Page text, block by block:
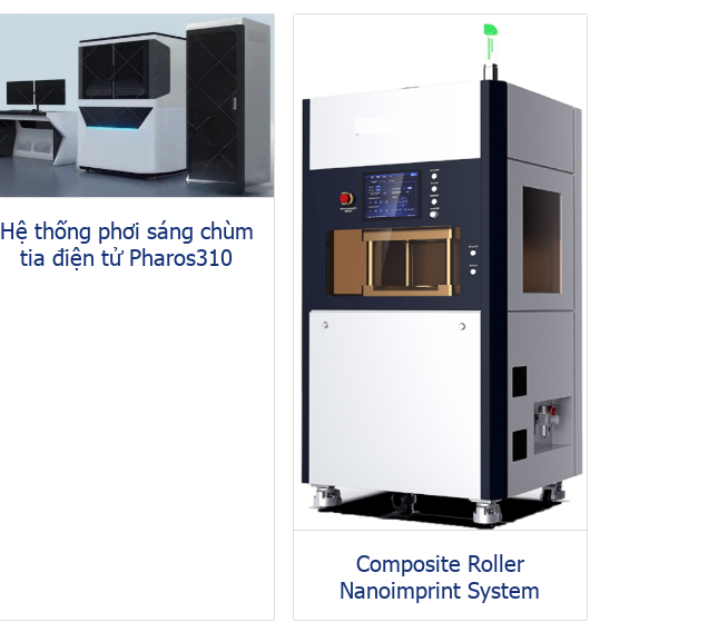
Hệ thống phơi sáng chùm
tia điện tử Pharos310
Composite Roller
Nanoimprint System